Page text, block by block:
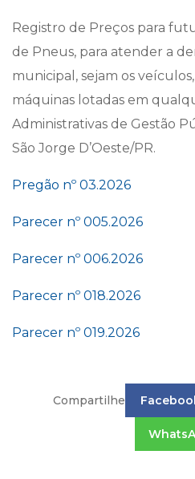
Registro de Preços para
de Pneus, para atender a
municipal, sejam os
máquinas lotadas em
Administrativas de Gestão
São Jorge D’Oeste/PR.
Pregão nº 03.2026
Parecer nº 005.2026
Parecer nº 006.2026
Parecer nº 018.2026
Parecer nº 019.2026
Compartilhe